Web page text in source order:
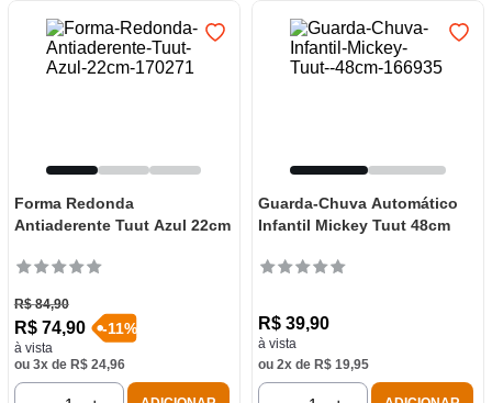
Forma Redonda
Antiaderente Tuut Azul 22cm
R$ 84,90
R$ 74,90
à vista
-11%
ou 3x de R$ 24,96
Guarda-Chuva Automático
Infantil Mickey Tuut 48cm
R$ 39,90
à vista
ou 2x de R$ 19,95